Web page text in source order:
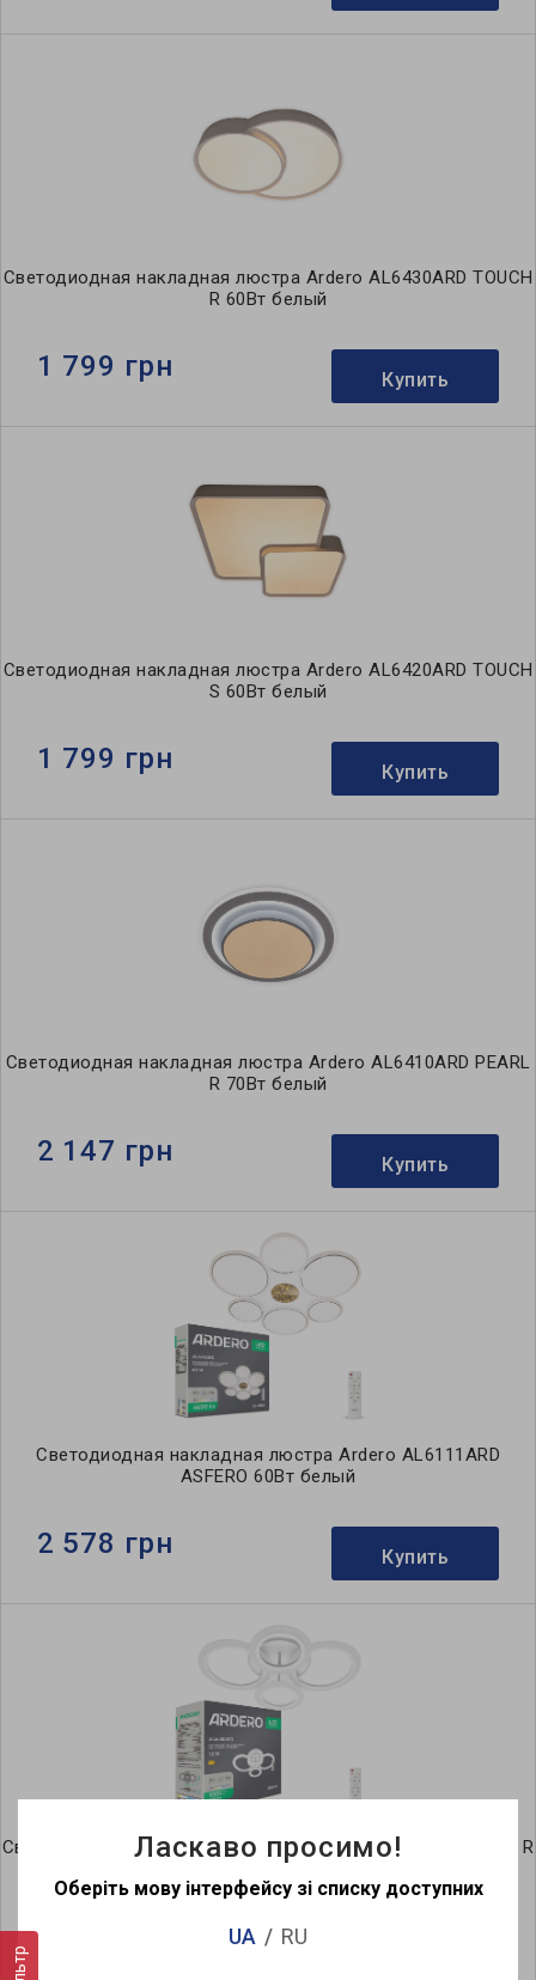
Светодиодная накладная люстра Ardero AL6430ARD TOUCH
R 60Вт белый
1 799 грн Купить
Светодиодная накладная люстра Ardero AL6420ARD TOUCH
S 60Вт белый
1 799 грн Купить
Светодиодная накладная люстра Ardero AL6410ARD PEARL
R 70Вт белый
2 147 грн Купить
Светодиодная накладная люстра Ardero AL6111ARD
ASFERO 60Вт белый
2 578 грн Купить
Светодиодная накладная люстра Ardero AL6450ARD SOFT R
72Вт белый
2 032 грн
Ласкаво просимо!
Оберіть мову інтерфейсу зі списку доступних
UA RU